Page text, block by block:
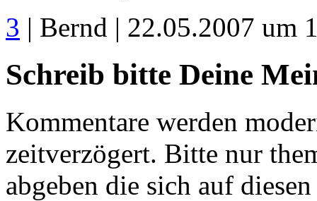
3 | Bernd | 22.05.2007 um
Schreib bitte Deine
Kommentare werden
zeitverzögert. Bitte nur
abgeben die sich auf